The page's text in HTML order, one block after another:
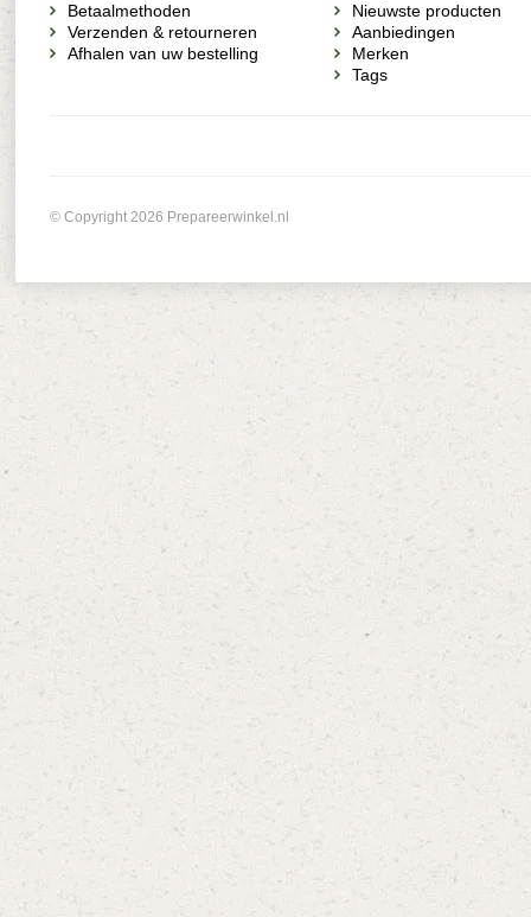
Betaalmethoden
Verzenden & retourneren
Afhalen van uw bestelling
Nieuwste producten
Aanbiedingen
Merken
Tags
© Copyright 2026 Prepareerwinkel.nl